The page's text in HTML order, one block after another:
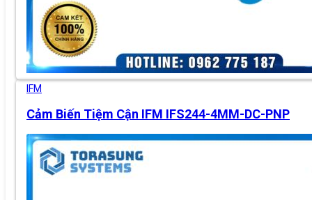
IFM
Cảm Biến Tiệm Cận IFM IFS244-4MM-DC-PNP